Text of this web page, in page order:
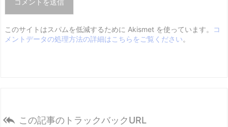
このサイトはスパムを低減するために Akismet を使っています。
コ
メントデータの処理方法の詳細はこちらをご覧ください。
 この記事のトラックバックURL